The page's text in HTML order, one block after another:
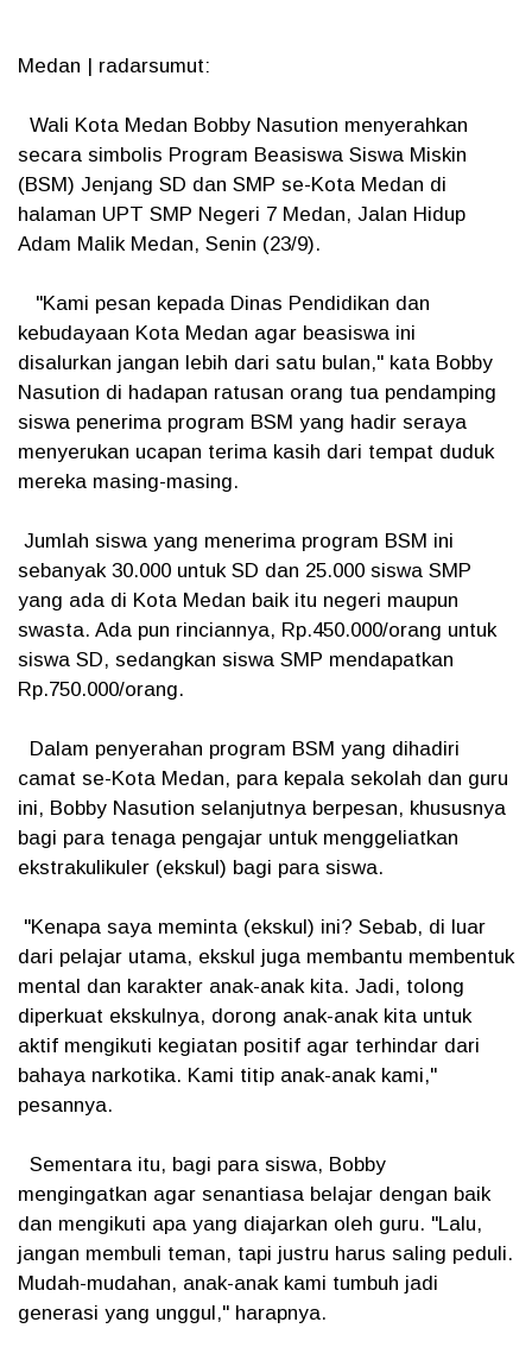
Medan | radarsumut:
Wali Kota Medan Bobby Nasution menyerahkan
secara simbolis Program Beasiswa Siswa Miskin
(BSM) Jenjang SD dan SMP se-Kota Medan di
halaman UPT SMP Negeri 7 Medan, Jalan Hidup
Adam Malik Medan, Senin (23/9).
"Kami pesan kepada Dinas Pendidikan dan
kebudayaan Kota Medan agar beasiswa ini
disalurkan jangan lebih dari satu bulan," kata Bobby
Nasution di hadapan ratusan orang tua pendamping
siswa penerima program BSM yang hadir seraya
menyerukan ucapan terima kasih dari tempat duduk
mereka masing-masing.
Jumlah siswa yang menerima program BSM ini
sebanyak 30.000 untuk SD dan 25.000 siswa SMP
yang ada di Kota Medan baik itu negeri maupun
swasta. Ada pun rinciannya, Rp.450.000/orang untuk
siswa SD, sedangkan siswa SMP mendapatkan
Rp.750.000/orang.
Dalam penyerahan program BSM yang dihadiri
camat se-Kota Medan, para kepala sekolah dan guru
ini, Bobby Nasution selanjutnya berpesan, khususnya
bagi para tenaga pengajar untuk menggeliatkan
ekstrakulikuler (ekskul) bagi para siswa.
"Kenapa saya meminta (ekskul) ini? Sebab, di luar
dari pelajar utama, ekskul juga membantu membentuk
mental dan karakter anak-anak kita. Jadi, tolong
diperkuat ekskulnya, dorong anak-anak kita untuk
aktif mengikuti kegiatan positif agar terhindar dari
bahaya narkotika. Kami titip anak-anak kami,"
pesannya.
Sementara itu, bagi para siswa, Bobby
mengingatkan agar senantiasa belajar dengan baik
dan mengikuti apa yang diajarkan oleh guru. "Lalu,
jangan membuli teman, tapi justru harus saling peduli.
Mudah-mudahan, anak-anak kami tumbuh jadi
generasi yang unggul," harapnya.